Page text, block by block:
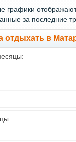
графики
за последние
отдыхать в